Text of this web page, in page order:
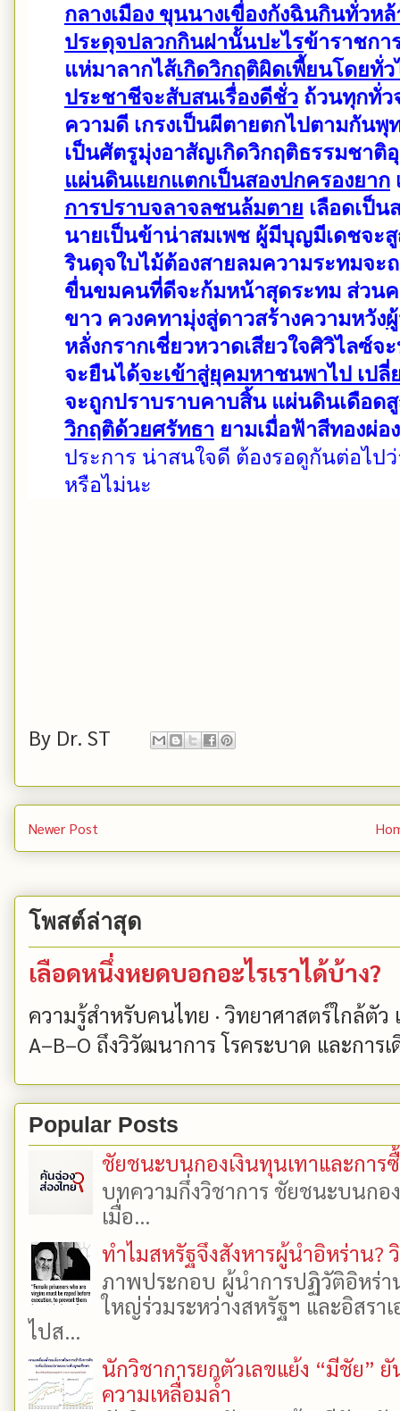
กลางเมือง ขุนนางเขื่องกังฉินกินทั่วหล้
ประดุจปลวกกินฝานั้นปะไรข้าราชก
แห่มาลากไส้เกิดวิกฤติผิดเพี้ยนโดยทั่
ประชาชีจะสับสนเรื่องดีชั่ว ถ้วนทุกทั่
ความดี เกรงเป็นผีตายตกไปตามกันพุ
เป็นศัตรูมุ่งอาสัญเกิดวิกฤติธรรมชา
แผ่นดินแยกแตกเป็นสองปกครองยาก
การปราบจลาจลชนล้มตาย เลือดเป็
นายเป็นข้าน่าสมเพช ผู้มีบุญมีเดชจะ
รินดุจใบไม้ต้องสายลมความระทมจะ
ขื่นขมคนที่ดีจะก้มหน้าสุดระทม ส่วน
ขาว ควงคทามุ่งสู่ดาวสร้างความหวัง
หลั่งกรากเชี่ยวหวาดเสียวใจศิวิไลซ์จ
จะยืนได้จะเข้าสู่ยุคมหาชนพาไป เป
จะถูกปราบราบคาบสิ้น แผ่นดินเดือด
วิกฤติด้วยศรัทธา ยามเมื่อฟ้าสีทองผ่อ
ประการ น่าสนใจดี ต้องรอดูกันต่อไป
หรือไม่นะ
By Dr. ST
Newer Post
โพสต์ล่าสุด
เลือดหนึ่งหยดบอกอะไรเราได้บ้าง?
ความรู้สำหรับคนไทย · วิทยาศาสตร์ใกล้ตัว
A–B–O ถึงวิวัฒนาการ โรคระบาด และการ
Popular Posts
ชัยชนะบนกองเงินทุนเทาและการ
บทความกึ่งวิชาการ ชัยชนะบนกอ
เมื่อ...
ทำไมสหรัฐจึงสังหารผู้นำอิหร่าน?
ภาพประกอบ ผู้นำการปฏิวัติอิหร่า
ใหญ่ร่วมระหว่างสหรัฐฯ และอิสรา
ไปส...
นักวิชาการยกตัวเลขแย้ง “มีชัย”
ความเหลื่อมล้ำ